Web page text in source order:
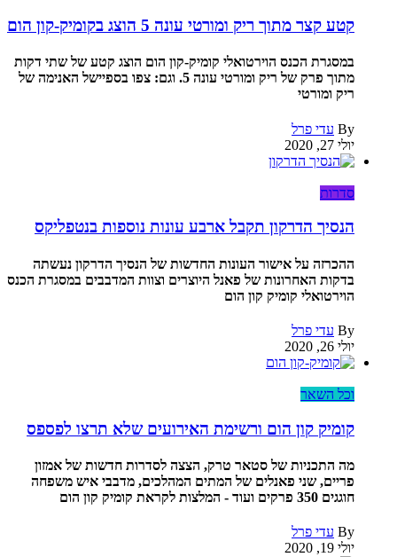
קטע קצר מתוך ריק ומורטי עונה 5 הוצג בקומיק-קון הום
במסגרת הכנס הוירטואלי קומיק-קון הום הוצג קטע של שתי דקות
מתוך פרק של ריק ומורטי עונה 5. וגם: צפו בספיישל האנימה של
ריק ומורטי
By עדי פרל
יולי 27, 2020
סדרות
הנסיך הדרקון תקבל ארבע עונות נוספות בנטפליקס
ההכרזה על אישור העונות החדשות של הנסיך הדרקון נעשתה
בדקות האחרונות של פאנל היוצרים וצוות המדבבים במסגרת הכנס
הוירטואלי קומיק קון הום
By עדי פרל
יולי 26, 2020
וכל השאר
קומיק קון הום ורשימת האירועים שלא תרצו לפספס
מה התכניות של סטאר טרק, הצצה לסדרות חדשות של אמזון
פריים, שני פאנלים של המתים המהלכים, מדבבי איש משפחה
חוגגים 350 פרקים ועוד - המלצות לקראת קומיק קון הום
By עדי פרל
יולי 19, 2020